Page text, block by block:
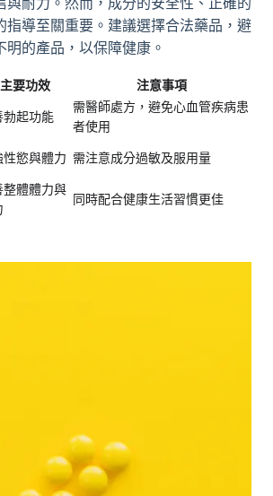
指導至關重要。建議選擇合法藥品，避
明的產品，以保障健康。
主要功效 注意事項
勃起功能
需醫師處方，避免心血管疾病患
者使用
性慾與體力 需注意成分過敏及服用量
整體體力與
同時配合健康生活習慣更佳